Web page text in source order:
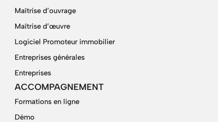
Maîtrise d’ouvrage
Maîtrise d’œuvre
Logiciel Promoteur immobilier
Entreprises générales
Entreprises
ACCOMPAGNEMENT
Formations en ligne
Démo